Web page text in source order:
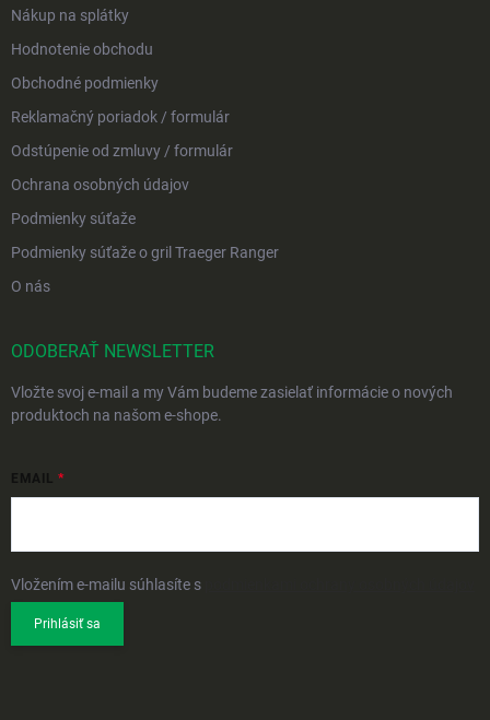
Nákup na splátky
Hodnotenie obchodu
Obchodné podmienky
Reklamačný poriadok / formulár
Odstúpenie od zmluvy / formulár
Ochrana osobných údajov
Podmienky súťaže
Podmienky súťaže o gril Traeger Ranger
O nás
ODOBERAŤ NEWSLETTER
Vložte svoj e-mail a my Vám budeme zasielať informácie o nových
produktoch na našom e-shope.
EMAIL
Vložením e-mailu súhlasíte s
Prihlásiť sa